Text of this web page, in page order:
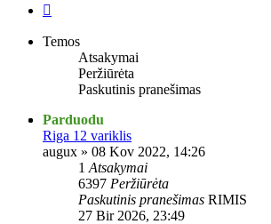
Temos
Atsakymai
Peržiūrėta
Paskutinis pranešimas
Parduodu
Riga 12 variklis
augux » 08 Kov 2022, 14:26
1 Atsakymai
6397 Peržiūrėta
Paskutinis pranešimas RIMIS
27 Bir 2026, 23:49